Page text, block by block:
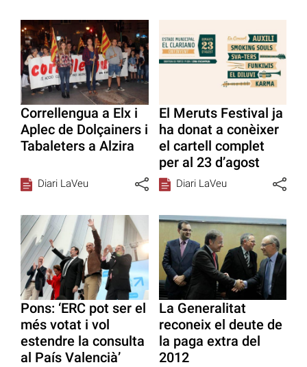
Correllengua a Elx i
Aplec de Dolçainers i
Tabaleters a Alzira
Diari LaVeu
El Meruts Festival ja
ha donat a conèixer
el cartell complet
per al 23 d’agost
Diari LaVeu
Pons: ‘ERC pot ser el
més votat i vol
estendre la consulta
al País Valencià’
La Generalitat
reconeix el deute de
la paga extra del
2012